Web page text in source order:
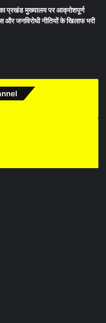
का प्रखंड मुख्यालय पर आक्रोशपूर्ण
और जनविरोधी नीतियों के खिलाफ भरी